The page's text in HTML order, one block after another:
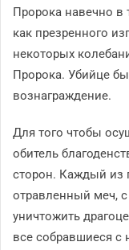
Пророка навечно в
как презренного
некоторых
Пророка. Убийце
вознаграждение.
Для того чтобы
обитель
сторон. Каждый из
отравленный меч,
уничтожить
все собравшиеся с